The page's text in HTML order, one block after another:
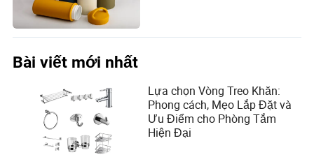
Bài viết mới nhất
Lựa chọn Vòng Treo Khăn:
Phong cách, Mẹo Lắp Đặt và
Ưu Điểm cho Phòng Tắm
Hiện Đại